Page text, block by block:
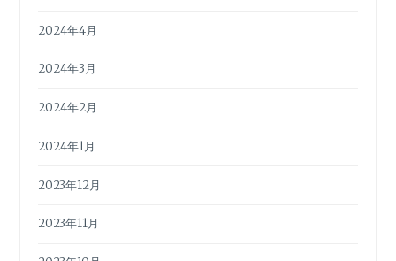
2024年4月
2024年3月
2024年2月
2024年1月
2023年12月
2023年11月